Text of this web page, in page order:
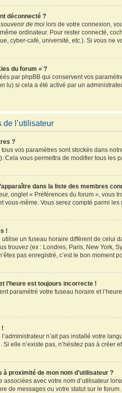
déconnecté ?
de moi lors de votre connexion,
ordinateur. Pour rester connecté,
cyber-café, université, etc.). Si vous ne
du forum » ?
par phpBB qui conservent vos
lu) si cela a été activé par un
de l’utilisateur
?
vos paramètres sont stockés dans
Cela vous permettra de modifier tous les
dans la liste des membres
onglet « Préférences du forum », vous
vous-même. Vous serez compté parmi
!
utilise un fuseau horaire différent de
trouvez (ex : Londres, Paris, New York,
pas enregistré, c’est le bon moment
l’heure est toujours incorrecte !
paramétré votre fuseau horaire et
!
n’ait pas installé votre
Si elle n’existe pas, n’hésitez pas à
proximité de mon nom d’utilisateur ?
associées avec votre nom d’utilisateur
de messages ou votre statut sur le